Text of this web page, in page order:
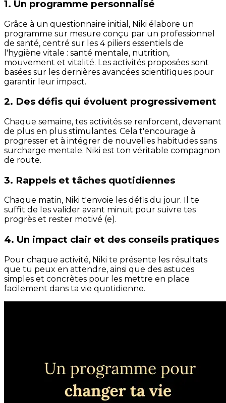
1. Un programme personnalisé
Grâce à un questionnaire initial, Niki élabore un
programme sur mesure conçu par un professionnel
de santé, centré sur les 4 piliers essentiels de
l'hygiène vitale : santé mentale, nutrition,
mouvement et vitalité. Les activités proposées sont
basées sur les dernières avancées scientifiques pour
garantir leur impact.
2. Des défis qui évoluent progressivement
Chaque semaine, tes activités se renforcent, devenant
de plus en plus stimulantes. Cela t'encourage à
progresser et à intégrer de nouvelles habitudes sans
surcharge mentale. Niki est ton véritable compagnon
de route.
3. Rappels et tâches quotidiennes
Chaque matin, Niki t'envoie les défis du jour. Il te
suffit de les valider avant minuit pour suivre tes
progrès et rester motivé (e).
4. Un impact clair et des conseils pratiques
Pour chaque activité, Niki te présente les résultats
que tu peux en attendre, ainsi que des astuces
simples et concrètes pour les mettre en place
facilement dans ta vie quotidienne.